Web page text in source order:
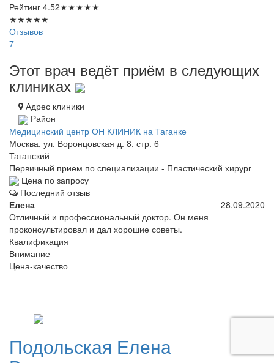
Рейтинг 4.52★★★★★
★★★★★
Отзывов
7
Этот врач ведёт приём в следующих
клиниках
Адрес клиники
Район
Медицинский центр ОН КЛИНИК на Таганке
Москва, ул. Воронцовская д. 8, стр. 6
Таганский
Первичный прием по специализации - Пластический хирург
Цена по запросу
Последний отзыв
Елена
28.09.2020
Отличный и профессиональный доктор. Он меня
проконсультировал и дал хорошие советы.
Квалификация
Внимание
Цена-качество
Подольская Елена